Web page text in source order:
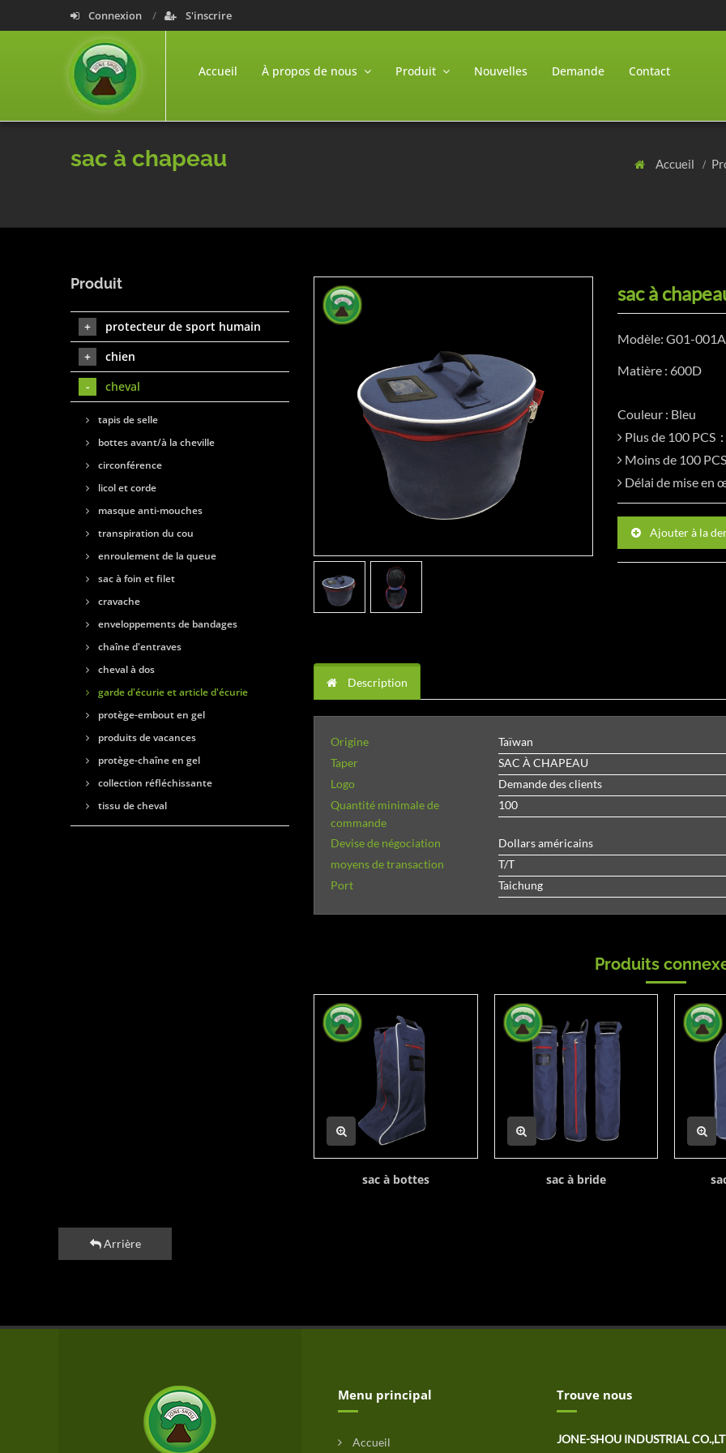
Connexion S'inscrire
Accueil À propos de nous Produit Nouvelles Demande Contact
sac à chapeau Accueil
sac à
Modèle: G01-001A
Matière : 600D
Couleur : Bleu
Plus de 100 PCS
Moins de 100
Délai de mise en
Ajouter à la
Description
Origine
Taïwan
Taper
SAC À CHAPEAU
Logo
Demande des clients
Quantité minimale de
commande
100
Devise de négociation
Dollars américains
moyens de transaction
T/T
Port
Taichung
Produits
sac à bottes sac à bride
Produit
protecteur de sport humain
chien
cheval
tapis de selle
bottes avant/à la cheville
circonférence
licol et corde
masque anti-mouches
transpiration du cou
enroulement de la queue
sac à foin et filet
cravache
enveloppements de bandages
chaîne d'entraves
cheval à dos
garde d'écurie et article d'écurie
protège-embout en gel
produits de vacances
protège-chaîne en gel
collection réfléchissante
tissu de cheval
Arrière
Menu principal
Accueil
Trouve nous
JONE-SHOU INDUSTRIAL